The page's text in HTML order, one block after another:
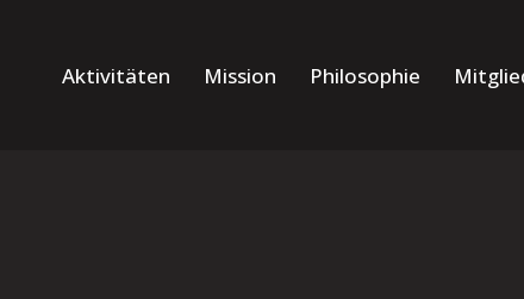
Aktivitäten Mission Philosophie